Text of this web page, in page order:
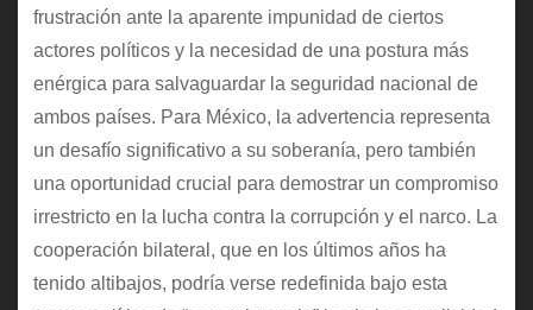
frustración ante la aparente impunidad de ciertos
actores políticos y la necesidad de una postura más
enérgica para salvaguardar la seguridad nacional de
ambos países. Para México, la advertencia representa
un desafío significativo a su soberanía, pero también
una oportunidad crucial para demostrar un compromiso
irrestricto en la lucha contra la corrupción y el narco. La
cooperación bilateral, que en los últimos años ha
tenido altibajos, podría verse redefinida bajo esta